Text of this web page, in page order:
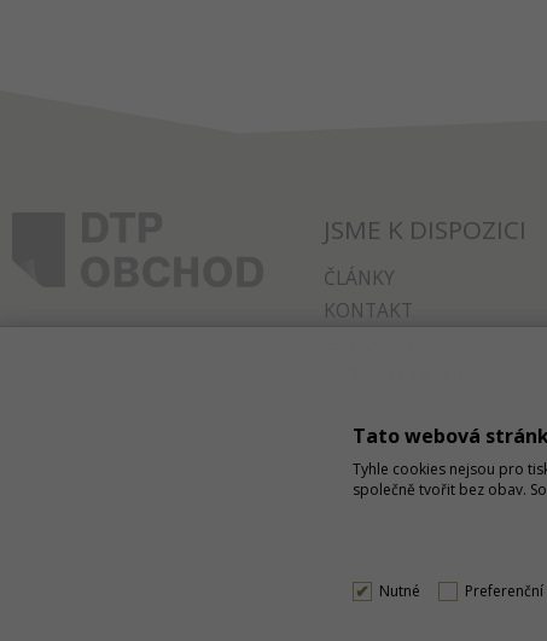
JSME K DISPOZICI
ČLÁNKY
KONTAKT
Tato webová
Tyhle cookies nejsou pro
společně tvořit bez obav.
Nutné Preferenční